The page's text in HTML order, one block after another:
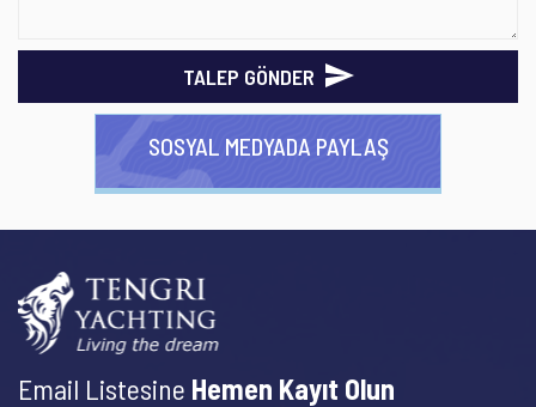
TALEP GÖNDER
SOSYAL MEDYADA PAYLAŞ
Email Listesine Hemen Kayıt Olun